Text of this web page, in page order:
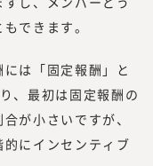
できます。
は「固定報酬」と
、最初は固定報酬の
が小さいですが、
にインセンティブ